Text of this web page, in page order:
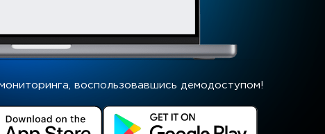
воспользовавшись демодоступом!